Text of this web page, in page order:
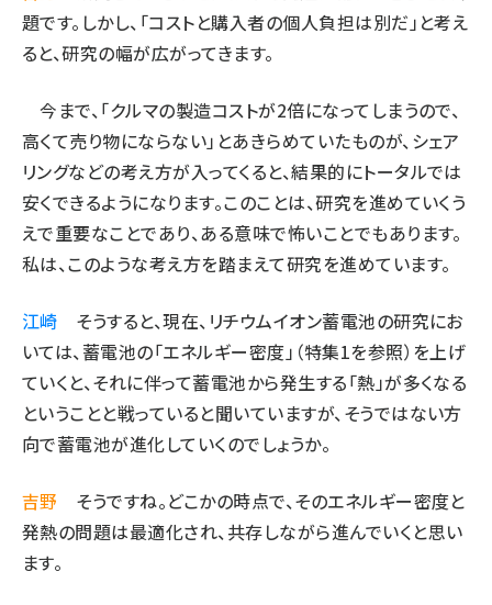
題です。しかし、「コストと購入者の個人負担は別だ」と考え
ると、研究の幅が広がってきます。
今まで、「クルマの製造コストが2倍になってしまうので、
高くて売り物にならない」とあきらめていたものが、シェア
リングなどの考え方が入ってくると、結果的にトータルでは
安くできるようになります。このことは、研究を進めていくう
えで重要なことであり、ある意味で怖いことでもあります。
私は、このような考え方を踏まえて研究を進めています。
江崎 そうすると、現在、リチウムイオン蓄電池の研究にお
いては、蓄電池の「エネルギー密度」（特集1を参照）を上げ
ていくと、それに伴って蓄電池から発生する「熱」が多くなる
ということと戦っていると聞いていますが、そうではない方
向で蓄電池が進化していくのでしょうか。
吉野 そうですね。どこかの時点で、そのエネルギー密度と
発熱の問題は最適化され、共存しながら進んでいくと思い
ます。